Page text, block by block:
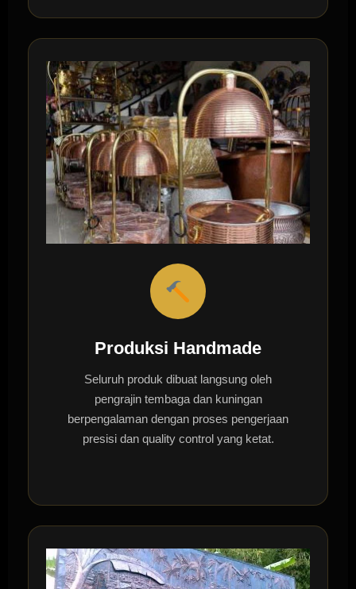
Produksi Handmade
Seluruh produk dibuat langsung oleh
pengrajin tembaga dan kuningan
berpengalaman dengan proses pengerjaan
presisi dan quality control yang ketat.